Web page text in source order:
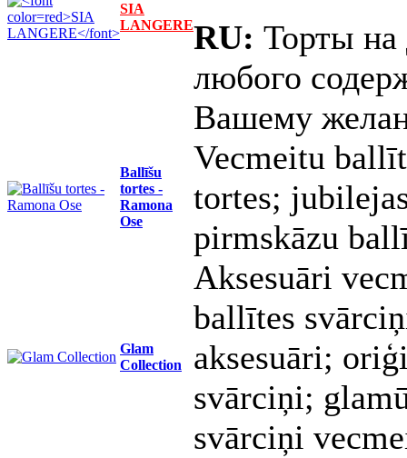
SIA
LANGERERU: Торты на
любого
Вашему
Ballīšu
tortes -
Ramona
Ose
Vecmeitu
tortes;
pirmskāzu
Glam
Collection
Aksesuāri
ballītes
aksesuāri;
svārciņi;
svārciņi